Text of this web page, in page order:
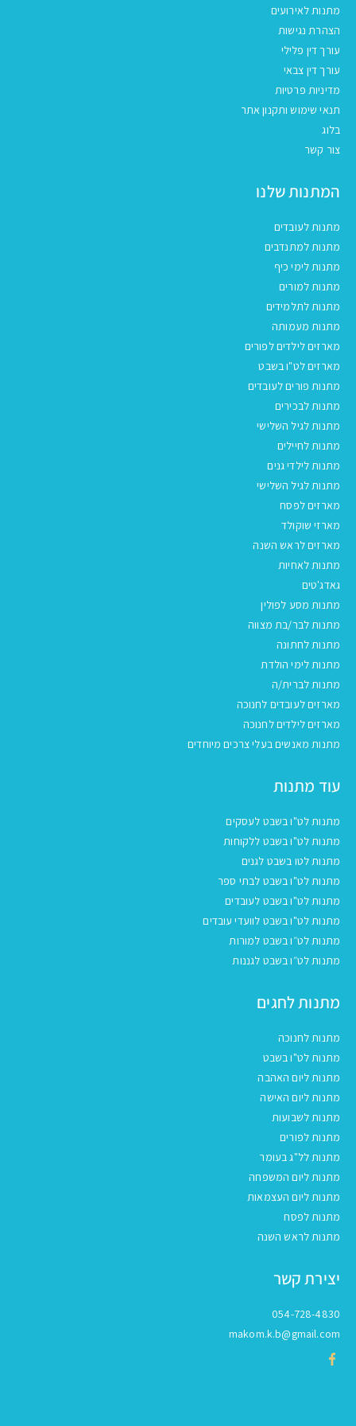
מתנות לאירועים
הצהרת נגישות
עורך דין פלילי
עורך דין צבאי
מדיניות פרטיות
תנאי שימוש ותקנון אתר
בלוג
צור קשר
המתנות שלנו
מתנות לעובדים
מתנות למתנדבים
מתנות לימי כיף
מתנות למורים
מתנות לתלמידים
מתנות מעמותה
מארזים לילדים לפורים
מארזים לט"ו בשבט
מתנות פורים לעובדים
מתנות לבכירים
מתנות לגיל השלישי
מתנות לחיילים
מתנות לילדי גנים
מתנות לגיל השלישי
מארזים לפסח
מארזי שוקולד
מארזים לראש השנה
מתנות לאחיות
גאדג'טים
מתנות מסע לפולין
מתנות לבר/בת מצווה
מתנות לחתונה
מתנות לימי הולדת
מתנות לברית/ה
מארזים לעובדים לחנוכה
מארזים לילדים לחנוכה
מתנות מאנשים בעלי צרכים מיוחדים
עוד מתנות
מתנות לט"ו בשבט לעסקים
מתנות לט"ו בשבט ללקוחות
מתנות לטו בשבט לגנים
מתנות לט"ו בשבט לבתי ספר
מתנות לט"ו בשבט לעובדים
מתנות לט"ו בשבט לוועדי עובדים
מתנות לט״ו בשבט למורות
מתנות לט״ו בשבט לגננות
מתנות לחגים
מתנות לחנוכה
מתנות לט"ו בשבט
מתנות ליום האהבה
מתנות ליום האישה
מתנות לשבועות
מתנות לפורים
מתנות לל"ג בעומר
מתנות ליום המשפחה
מתנות ליום העצמאות
מתנות לפסח
מתנות לראש השנה
יצירת קשר
054-728-4830
makom.k.b@gmail.com